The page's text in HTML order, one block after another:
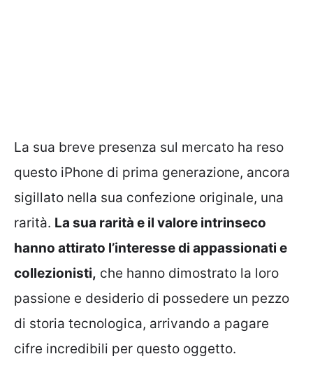
La sua breve presenza sul mercato ha reso
questo iPhone di prima generazione, ancora
sigillato nella sua confezione originale, una
rarità. La sua rarità e il valore intrinseco
hanno attirato l’interesse di appassionati e
collezionisti, che hanno dimostrato la loro
passione e desiderio di possedere un pezzo
di storia tecnologica, arrivando a pagare
cifre incredibili per questo oggetto.